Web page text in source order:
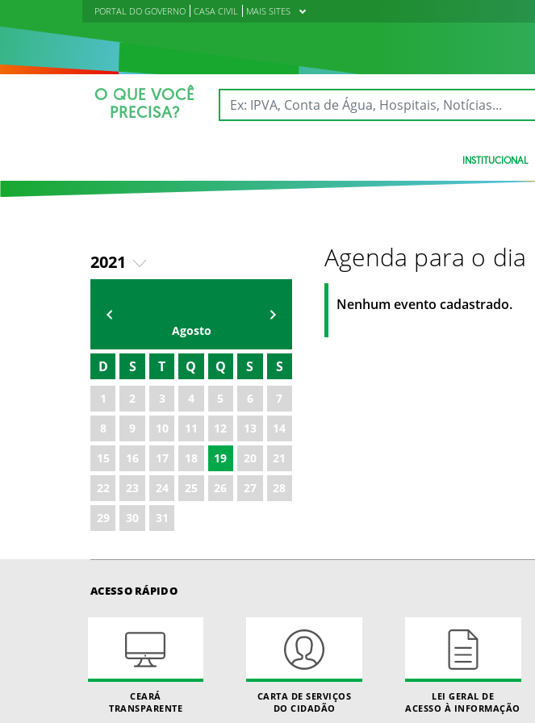
PORTAL DO GOVERNO CASA CIVIL MAIS SITES
O QUE VOCÊ
PRECISA?
INSTITUCIONAL
2021
2019
2020
2022
2023
2024
2025
2026
Agosto
D S T Q Q S S
1 2 3 4 5 6
7
8
9 10 11 12 13
14
15
16 17 18 19 20
21
22
23 24 25 26 27
28
29
30 31
Agenda para o dia
Nenhum evento cadastrado.
ACESSO RÁPIDO
CEARÁ
TRANSPARENTE
CARTA DE SERVIÇOS
DO CIDADÃO
LEI GERAL DE
ACESSO À INFORMAÇÃO